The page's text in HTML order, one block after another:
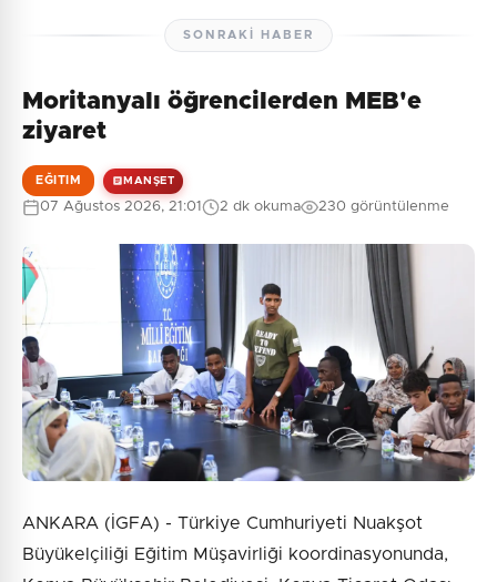
Güvenlik Sorusu:
1 + 8 = ?
Gönder
Henüz yorum yapılmamış. İlk yorumu siz yapın!
SONRAKI HABER
Moritanyalı öğrencilerden MEB'e
ziyaret
EĞITIM MANŞET
07 Ağustos 2026, 21:01 2 dk okuma 230 görüntülenme
ANKARA (İGFA) - Türkiye Cumhuriyeti Nuakşot
Büyükelçiliği Eğitim Müşavirliği koordinasyonunda,